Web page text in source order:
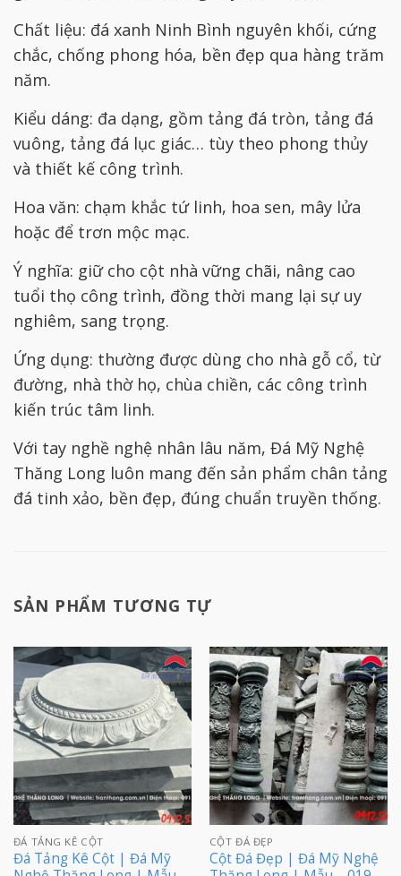
Chất liệu: đá xanh Ninh Bình nguyên khối, cứng
chắc, chống phong hóa, bền đẹp qua hàng trăm
năm.
Kiểu dáng: đa dạng, gồm tảng đá tròn, tảng đá
vuông, tảng đá lục giác… tùy theo phong thủy
và thiết kế công trình.
Hoa văn: chạm khắc tứ linh, hoa sen, mây lửa
hoặc để trơn mộc mạc.
Ý nghĩa: giữ cho cột nhà vững chãi, nâng cao
tuổi thọ công trình, đồng thời mang lại sự uy
nghiêm, sang trọng.
Ứng dụng: thường được dùng cho nhà gỗ cổ, từ
đường, nhà thờ họ, chùa chiền, các công trình
kiến trúc tâm linh.
Với tay nghề nghệ nhân lâu năm, Đá Mỹ Nghệ
Thăng Long luôn mang đến sản phẩm chân tảng
đá tinh xảo, bền đẹp, đúng chuẩn truyền thống.
SẢN PHẨM TƯƠNG TỰ
ĐÁ TẢNG KÊ CỘT
Đá Tảng Kê Cột | Đá Mỹ
CỘT ĐÁ ĐẸP
Cột Đá Đẹp | Đá Mỹ Nghệ